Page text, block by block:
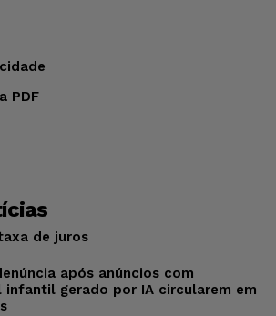
PDF
de juros
após anúncios com
infantil gerado por IA circularem em